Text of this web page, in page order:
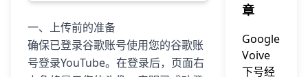
一、上传前的准备
确保已登录谷歌账号使用您的谷歌账
号登录YouTube。在登录后，页面右
章
Google
Voive
下号经